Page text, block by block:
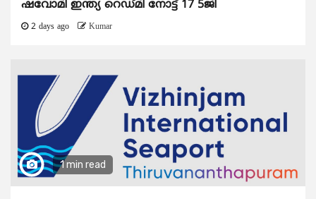
ഷവോമി ഇന്ത്യ റെഡ്മി നോട്ട് 17 5ജി
2 days ago Kumar
1 min read